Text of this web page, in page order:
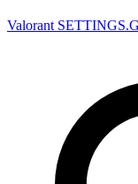
Valorant